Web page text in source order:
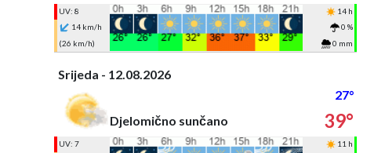
UV: 8
14 h
14 km/h
0 %
(26 km/h)
0 mm
Srijeda - 12.08.2026
27°
Djelomično sunčano
39°
UV: 7
11 h